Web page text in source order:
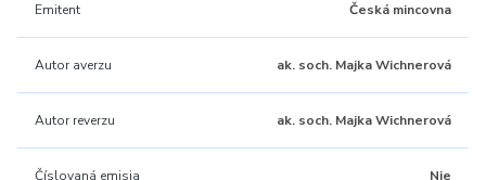
Emitent Česká mincovna
Autor averzu ak. soch. Majka Wichnerová
Autor reverzu ak. soch. Majka Wichnerová
Číslovaná emisia Nie